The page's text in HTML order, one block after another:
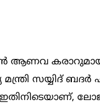
കരാറുമായി
മന്ത്രി